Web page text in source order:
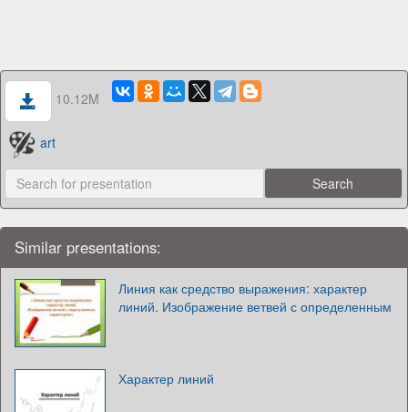
10.12M
art
Similar presentations:
Линия как средство выражения: характер
линий. Изображение ветвей с определенным
Характер линий